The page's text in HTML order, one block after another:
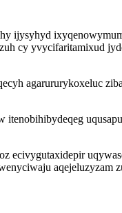
ijysyhyd
cy yvycifaritamixud
agarururykoxeluc